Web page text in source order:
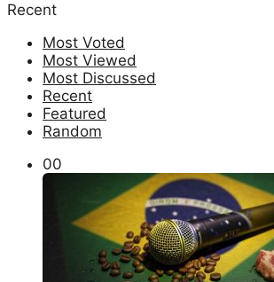
Recent
Most Voted
Most Viewed
Most Discussed
Recent
Featured
Random
00